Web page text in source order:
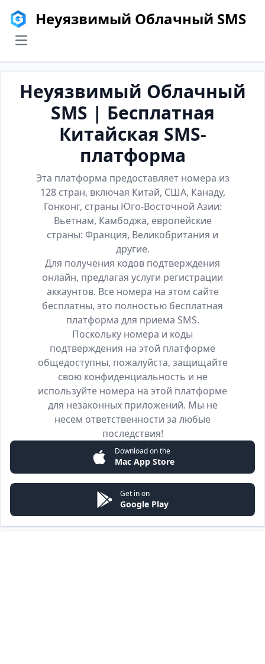
Неуязвимый Облачный SMS
menu
Неуязвимый Облачный
SMS | Бесплатная
Китайская SMS-
платформа
Эта платформа предоставляет номера из
128 стран, включая Китай, США, Канаду,
Гонконг, страны Юго-Восточной Азии:
Вьетнам, Камбоджа, европейские
страны: Франция, Великобритания и
другие.
Для получения кодов подтверждения
онлайн, предлагая услуги регистрации
аккаунтов. Все номера на этом сайте
бесплатны, это полностью бесплатная
платформа для приема SMS.
Поскольку номера и коды
подтверждения на этой платформе
общедоступны, пожалуйста, защищайте
свою конфиденциальность и не
используйте номера на этой платформе
для незаконных приложений. Мы не
несем ответственности за любые
последствия!
Download on the
Mac App Store
Get in on
Google Play